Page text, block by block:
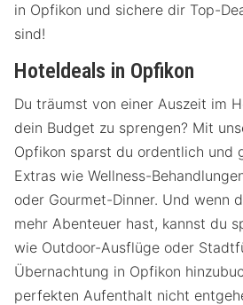
in Opfikon und sichere dir Top-
sind!
Hoteldeals in Opfikon
Du träumst von einer Auszeit im
dein Budget zu sprengen? Mit
Opfikon sparst du ordentlich und
Extras wie Wellness-
oder Gourmet-Dinner. Und wenn
mehr Abenteuer hast, kannst du
wie Outdoor-Ausflüge oder
Übernachtung in Opfikon
perfekten Aufenthalt nicht